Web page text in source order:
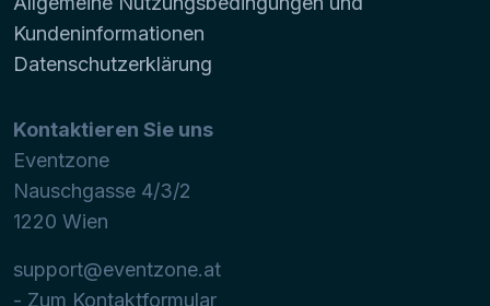
Kundeninformationen
Datenschutzerklärung
Kontaktieren Sie uns
Eventzone
Nauschgasse 4/3/2
1220 Wien
support@eventzone.at
- Zum Kontaktformular